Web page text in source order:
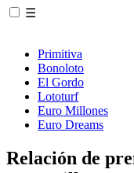
☰
Primitiva
Bonoloto
El Gordo
Lototurf
Euro Millones
Euro Dreams
Relación de